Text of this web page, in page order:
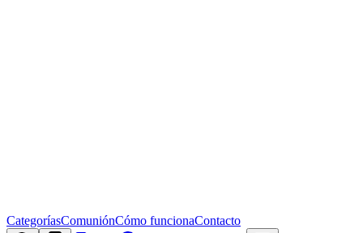
CategoríasComuniónCómo funcionaContacto